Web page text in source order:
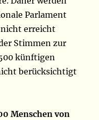
Parlament
nicht erreicht
Stimmen zur
künftigen
berücksichtigt
Menschen von